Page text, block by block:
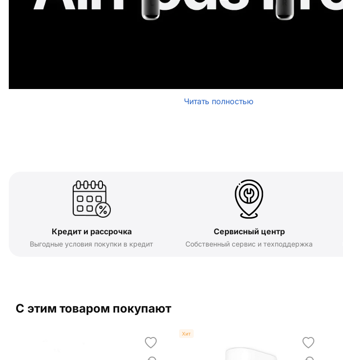
Читать полностью
Кредит и рассрочка
Выгодные условия покупки в кредит
Сервисный центр
Собственный сервис и техподдержка
С этим товаром покупают
Хит